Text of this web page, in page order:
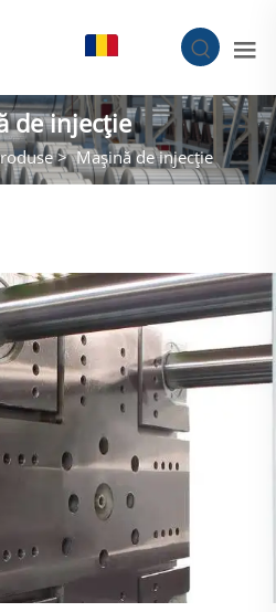
de injecție
>Mașină de injecție